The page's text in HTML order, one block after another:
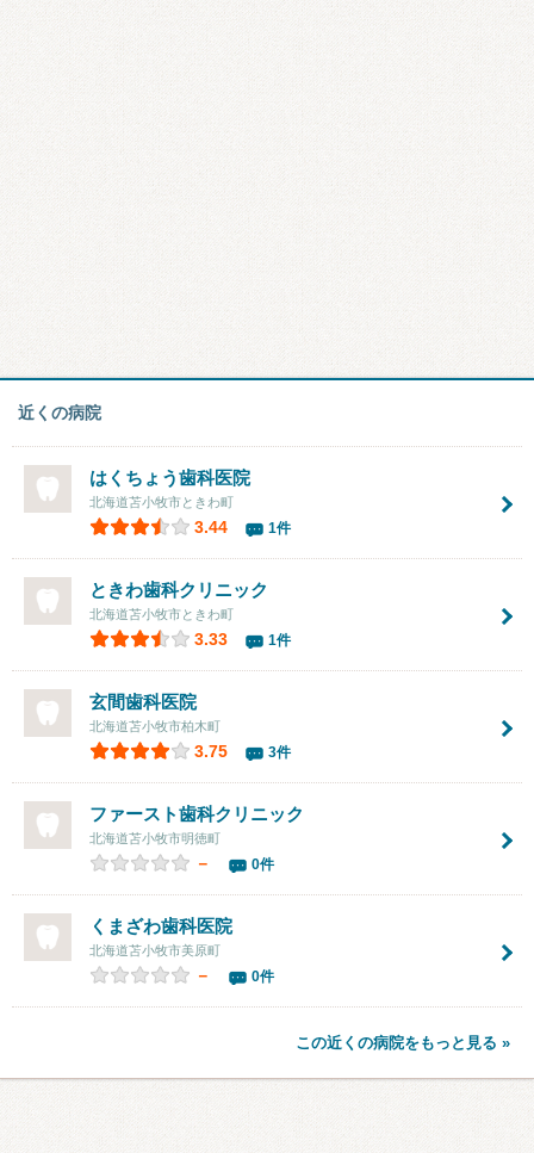
近くの病院
はくちょう歯科医院
北海道苫小牧市ときわ町
3.44 1件
ときわ歯科クリニック
北海道苫小牧市ときわ町
3.33 1件
玄間歯科医院
北海道苫小牧市柏木町
3.75 3件
ファースト歯科クリニック
北海道苫小牧市明徳町
－ 0件
くまざわ歯科医院
北海道苫小牧市美原町
－ 0件
この近くの病院をもっと見る »